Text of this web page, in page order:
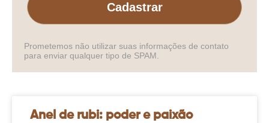
Cadastrar
Prometemos não utilizar suas informações de contato
para enviar qualquer tipo de SPAM.
Anel de rubi: poder e paixão